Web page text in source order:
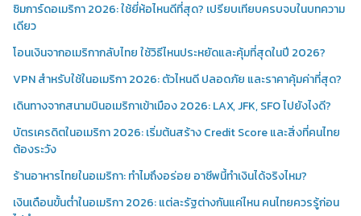
ซิมการ์ดอเมริกา 2026: ใช้ยี่ห้อไหนดีที่สุด? เปรียบเทียบครบจบในบทความ
เดียว
โอนเงินจากอเมริกากลับไทย ใช้วิธีไหนประหยัดและคุ้มที่สุดในปี 2026?
VPN สำหรับใช้ในอเมริกา 2026: ตัวไหนดี ปลอดภัย และราคาคุ้มค่าที่สุด?
เดินทางจากสนามบินอเมริกาเข้าเมือง 2026: LAX, JFK, SFO ไปยังไงดี?
บัตรเครดิตในอเมริกา 2026: เริ่มต้นสร้าง Credit Score และสิ่งที่คนไทย
ต้องระวัง
ร้านอาหารไทยในอเมริกา: ทำไมถึงอร่อย อาชีพนี้ทำเงินได้จริงไหม?
เงินเดือนขั้นต่ำในอเมริกา 2026: แต่ละรัฐต่างกันแค่ไหน คนไทยควรรู้ก่อน